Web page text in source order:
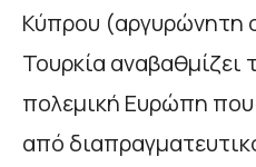
Κύπρου (αργυρώνητη
Τουρκία αναβαθμίζει
πολεμική Ευρώπη που
από